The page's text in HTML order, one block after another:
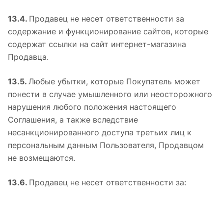
13.4. Продавец не несет ответственности за
содержание и функционирование сайтов, которые
содержат ссылки на сайт интернет-магазина
Продавца.
13.5. Любые убытки, которые Покупатель может
понести в случае умышленного или неосторожного
нарушения любого положения настоящего
Соглашения, а также вследствие
несанкционированного доступа третьих лиц к
персональным данным Пользователя, Продавцом
не возмещаются.
13.6. Продавец не несет ответственности за: